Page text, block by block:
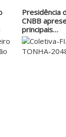
Presidência
CNBB
principais…